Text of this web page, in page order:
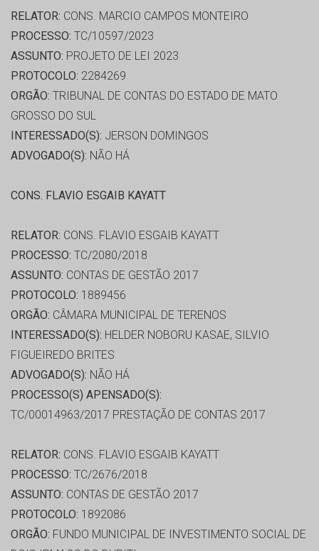
RELATOR: CONS. MARCIO CAMPOS MONTEIRO
PROCESSO: TC/10597/2023
ASSUNTO: PROJETO DE LEI 2023
PROTOCOLO: 2284269
ORGÃO: TRIBUNAL DE CONTAS DO ESTADO DE MATO
GROSSO DO SUL
INTERESSADO(S): JERSON DOMINGOS
ADVOGADO(S): NÃO HÁ
CONS. FLAVIO ESGAIB KAYATT
RELATOR: CONS. FLAVIO ESGAIB KAYATT
PROCESSO: TC/2080/2018
ASSUNTO: CONTAS DE GESTÃO 2017
PROTOCOLO: 1889456
ORGÃO: CÂMARA MUNICIPAL DE TERENOS
INTERESSADO(S): HELDER NOBORU KASAE, SILVIO
FIGUEIREDO BRITES
ADVOGADO(S): NÃO HÁ
PROCESSO(S) APENSADO(S):
TC/00014963/2017 PRESTAÇÃO DE CONTAS 2017
RELATOR: CONS. FLAVIO ESGAIB KAYATT
PROCESSO: TC/2676/2018
ASSUNTO: CONTAS DE GESTÃO 2017
PROTOCOLO: 1892086
ORGÃO: FUNDO MUNICIPAL DE INVESTIMENTO SOCIAL DE